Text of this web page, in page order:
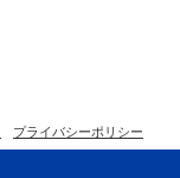
協力ください。
プライバシーポリシー